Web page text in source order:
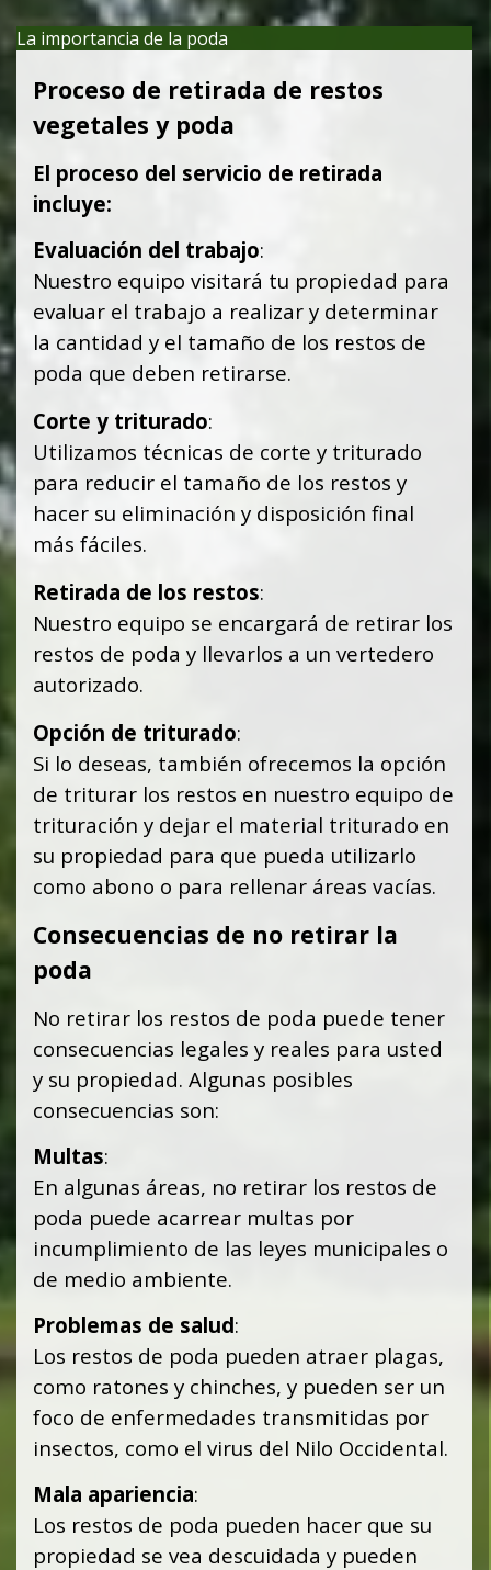
La importancia de la poda
Proceso de retirada de restos
vegetales y poda
El proceso del servicio de retirada
incluye:
Evaluación del trabajo:
Nuestro equipo visitará tu propiedad para
evaluar el trabajo a realizar y determinar
la cantidad y el tamaño de los restos de
poda que deben retirarse.
Corte y triturado:
Utilizamos técnicas de corte y triturado
para reducir el tamaño de los restos y
hacer su eliminación y disposición final
más fáciles.
Retirada de los restos:
Nuestro equipo se encargará de retirar los
restos de poda y llevarlos a un vertedero
autorizado.
Opción de triturado:
Si lo deseas, también ofrecemos la opción
de triturar los restos en nuestro equipo de
trituración y dejar el material triturado en
su propiedad para que pueda utilizarlo
como abono o para rellenar áreas vacías.
Consecuencias de no retirar la
poda
No retirar los restos de poda puede tener
consecuencias legales y reales para usted
y su propiedad. Algunas posibles
consecuencias son:
Multas:
En algunas áreas, no retirar los restos de
poda puede acarrear multas por
incumplimiento de las leyes municipales o
de medio ambiente.
Problemas de salud:
Los restos de poda pueden atraer plagas,
como ratones y chinches, y pueden ser un
foco de enfermedades transmitidas por
insectos, como el virus del Nilo Occidental.
Mala apariencia:
Los restos de poda pueden hacer que su
propiedad se vea descuidada y pueden